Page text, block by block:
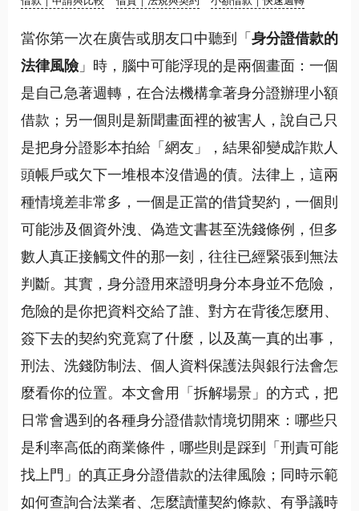
當你第一次在廣告或朋友口中聽到「身分證借款的
法律風險」時，腦中可能浮現的是兩個畫面：一個
是自己急著週轉，在合法機構拿著身分證辦理小額
借款；另一個則是新聞畫面裡的被害人，說自己只
是把身分證影本拍給「網友」，結果卻變成詐欺人
頭帳戶或欠下一堆根本沒借過的債。法律上，這兩
種情境差非常多，一個是正當的借貸契約，一個則
可能涉及個資外洩、偽造文書甚至洗錢條例，但多
數人真正接觸文件的那一刻，往往已經緊張到無法
判斷。其實，身分證用來證明身分本身並不危險，
危險的是你把資料交給了誰、對方在背後怎麼用、
簽下去的契約究竟寫了什麼，以及萬一真的出事，
刑法、洗錢防制法、個人資料保護法與銀行法會怎
麼看你的位置。本文會用「拆解場景」的方式，把
日常會遇到的各種身分證借款情境切開來：哪些只
是利率高低的商業條件，哪些則是踩到「刑責可能
找上門」的真正身分證借款的法律風險；同時示範
如何查詢合法業者、怎麼讀懂契約條款、有爭議時